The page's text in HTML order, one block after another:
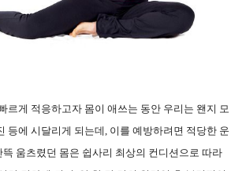
르게 적응하고자 몸이 애쓰는 동안 우리는 왠지 모
등에 시달리게 되는데, 이를 예방하려면 적당한 운
뜩 움츠렸던 몸은 쉽사리 최상의 컨디션으로 따라